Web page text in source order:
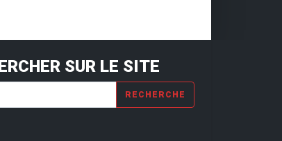
SUR LE SITE
RECHERCHE